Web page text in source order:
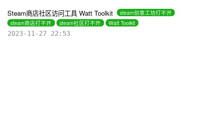
Steam商店社区访问工具 Watt Toolkit
steam创意工坊打不开
steam商店打不开
steam社区打不开 Watt Toolkit
2023-11-27 22:53